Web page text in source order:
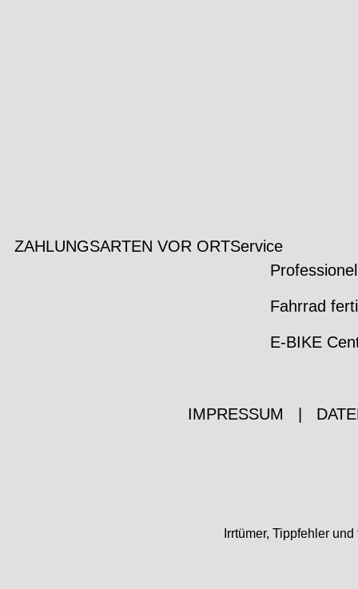
ZAHLUNGSARTEN VOR ORTService
Fahrrad
E-BIKE
IMPRESSUM
Irrtümer, Tippfehler